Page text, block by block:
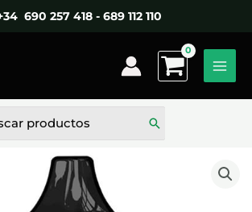
690 257 418 - 689 112 110